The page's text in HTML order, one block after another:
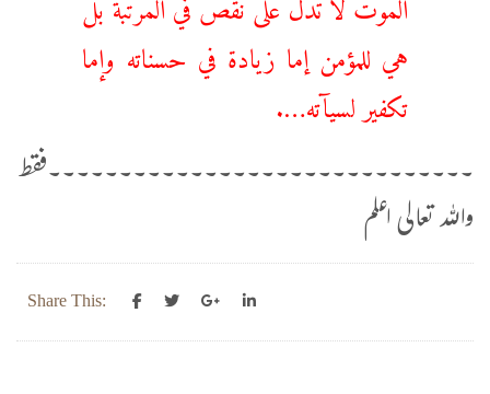
هي للمؤمن إما زيادة في حسناته وإما
تكفير لسيآته….
۔۔۔۔۔۔۔۔۔۔۔۔۔۔۔۔۔۔۔۔۔۔۔۔۔۔۔۔۔۔فقط
واللہ تعالی اعلم
Share This: